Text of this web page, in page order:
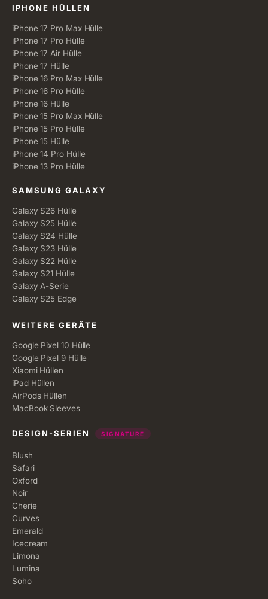
Alle Kategorien
IPHONE HÜLLEN
iPhone 17 Pro Max Hülle
iPhone 17 Pro Hülle
iPhone 17 Air Hülle
iPhone 17 Hülle
iPhone 16 Pro Max Hülle
iPhone 16 Pro Hülle
iPhone 16 Hülle
iPhone 15 Pro Max Hülle
iPhone 15 Pro Hülle
iPhone 15 Hülle
iPhone 14 Pro Hülle
iPhone 13 Pro Hülle
SAMSUNG GALAXY
Galaxy S26 Hülle
Galaxy S25 Hülle
Galaxy S24 Hülle
Galaxy S23 Hülle
Galaxy S22 Hülle
Galaxy S21 Hülle
Galaxy A-Serie
Galaxy S25 Edge
WEITERE GERÄTE
Google Pixel 10 Hülle
Google Pixel 9 Hülle
Xiaomi Hüllen
iPad Hüllen
AirPods Hüllen
MacBook Sleeves
DESIGN-SERIEN SIGNATURE
Blush
Safari
Oxford
Noir
Cherie
Curves
Emerald
Icecream
Limona
Lumina
Soho